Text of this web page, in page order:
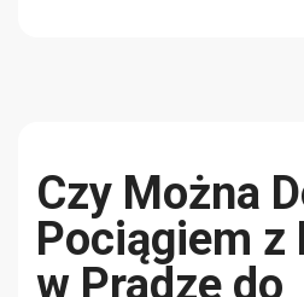
Czy Można
Pociągiem z
w Pradze do